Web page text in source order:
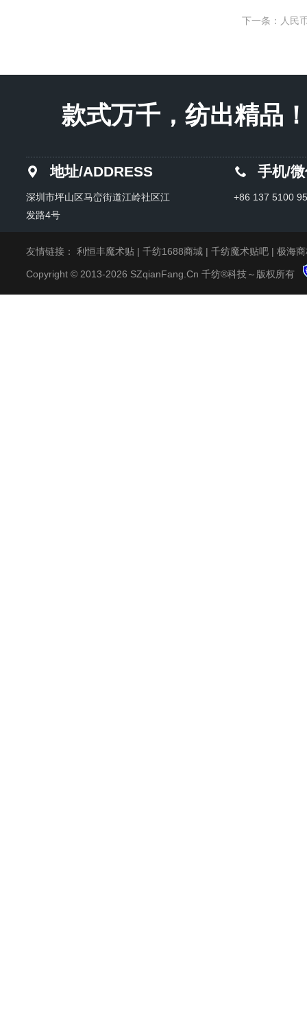
下一条：人民
款式万千，纺出精品
地址/ADDRESS
深圳市坪山区马峦街道江岭社区江
发路4号
手机/
+86 137 5100
友情链接： 利恒丰魔术贴| 千纺1688商城| 千纺魔术贴吧| 极海
Copyright © 2013-2026 SZqianFang.Cn 千纺®科技～版权所有